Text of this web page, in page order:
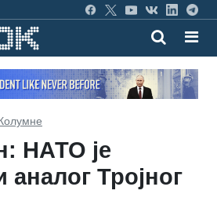
НАТО је
аналог Тројног